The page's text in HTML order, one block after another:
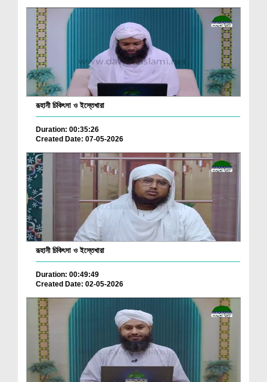
রূহানী চিকিৎসা ও ইস্তেখারা
Duration: 00:35:26
Created Date: 07-05-2026
রূহানী চিকিৎসা ও ইস্তেখারা
Duration: 00:49:49
Created Date: 02-05-2026